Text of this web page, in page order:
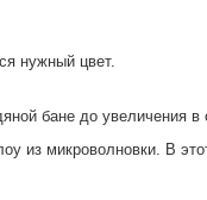
нужный цвет.
бане до увеличения в
из микроволновки. В